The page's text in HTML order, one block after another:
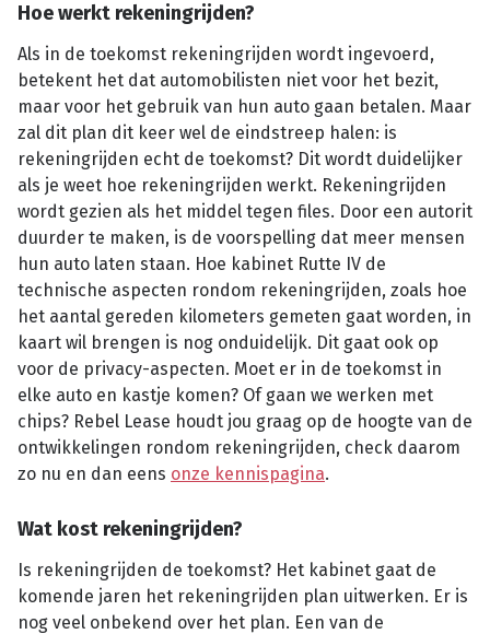
Hoe werkt rekeningrijden?
Als in de toekomst rekeningrijden wordt ingevoerd,
betekent het dat automobilisten niet voor het bezit,
maar voor het gebruik van hun auto gaan betalen. Maar
zal dit plan dit keer wel de eindstreep halen: is
rekeningrijden echt de toekomst? Dit wordt duidelijker
als je weet hoe rekeningrijden werkt. Rekeningrijden
wordt gezien als het middel tegen files. Door een autorit
duurder te maken, is de voorspelling dat meer mensen
hun auto laten staan. Hoe kabinet Rutte IV de
technische aspecten rondom rekeningrijden, zoals hoe
het aantal gereden kilometers gemeten gaat worden, in
kaart wil brengen is nog onduidelijk. Dit gaat ook op
voor de privacy-aspecten. Moet er in de toekomst in
elke auto en kastje komen? Of gaan we werken met
chips? Rebel Lease houdt jou graag op de hoogte van de
ontwikkelingen rondom rekeningrijden, check daarom
zo nu en dan eens onze kennispagina.
Wat kost rekeningrijden?
Is rekeningrijden de toekomst? Het kabinet gaat de
komende jaren het rekeningrijden plan uitwerken. Er is
nog veel onbekend over het plan. Een van de